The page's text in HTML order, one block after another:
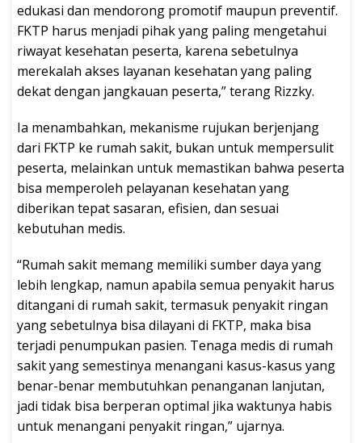
edukasi dan mendorong promotif maupun preventif.
FKTP harus menjadi pihak yang paling mengetahui
riwayat kesehatan peserta, karena sebetulnya
merekalah akses layanan kesehatan yang paling
dekat dengan jangkauan peserta,” terang Rizzky.
Ia menambahkan, mekanisme rujukan berjenjang
dari FKTP ke rumah sakit, bukan untuk mempersulit
peserta, melainkan untuk memastikan bahwa peserta
bisa memperoleh pelayanan kesehatan yang
diberikan tepat sasaran, efisien, dan sesuai
kebutuhan medis.
“Rumah sakit memang memiliki sumber daya yang
lebih lengkap, namun apabila semua penyakit harus
ditangani di rumah sakit, termasuk penyakit ringan
yang sebetulnya bisa dilayani di FKTP, maka bisa
terjadi penumpukan pasien. Tenaga medis di rumah
sakit yang semestinya menangani kasus-kasus yang
benar-benar membutuhkan penanganan lanjutan,
jadi tidak bisa berperan optimal jika waktunya habis
untuk menangani penyakit ringan,” ujarnya.